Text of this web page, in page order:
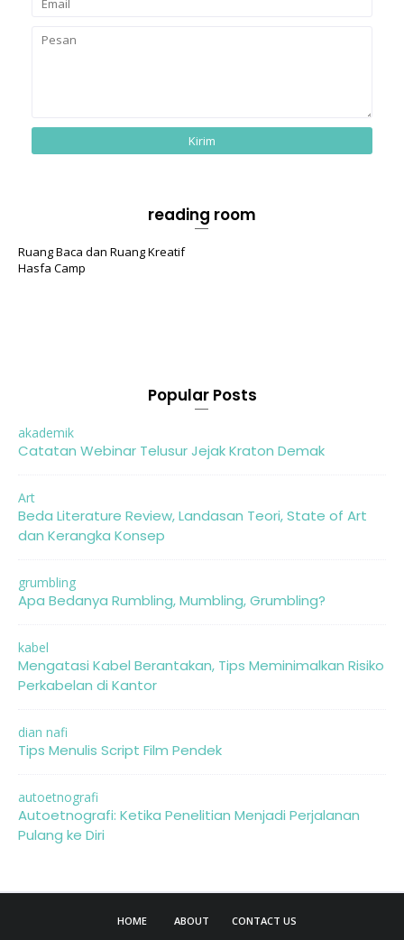
reading room
Ruang Baca dan Ruang Kreatif
Hasfa Camp
Popular Posts
akademik
Catatan Webinar Telusur Jejak Kraton Demak
Art
Beda Literature Review, Landasan Teori, State of Art
dan Kerangka Konsep
grumbling
Apa Bedanya Rumbling, Mumbling, Grumbling?
kabel
Mengatasi Kabel Berantakan, Tips Meminimalkan Risiko
Perkabelan di Kantor
dian nafi
Tips Menulis Script Film Pendek
autoetnografi
Autoetnografi: Ketika Penelitian Menjadi Perjalanan
Pulang ke Diri
HOME ABOUT CONTACT US